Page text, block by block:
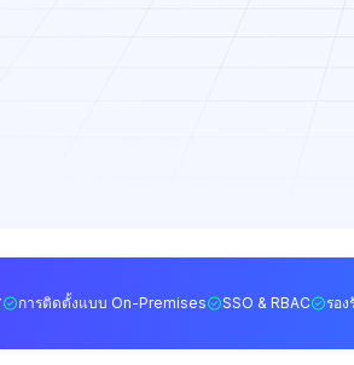
การติดตั้งแบบ On-Premises SSO & RBAC รอ